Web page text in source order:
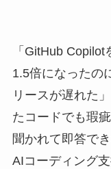
「GitHub
1.5倍になったの
リースが遅れた
たコードでも瑕
聞かれて即答で
AIコーディング